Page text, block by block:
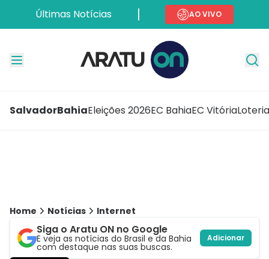
Últimas Notícias AO VIVO
SalvadorBahiaEleições 2026EC BahiaEC Vitória
Home Notícias Internet
Siga o Aratu ON no Google
E veja as notícias do Brasil e da Bahia
com destaque nas suas buscas.
Adicionar